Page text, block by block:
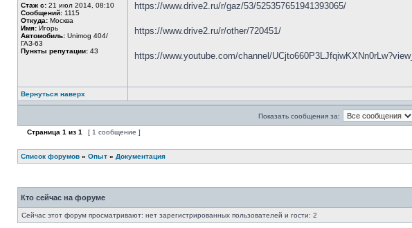
Стаж с: 21 июл 2014, 08:10
Сообщений: 1115
Откуда: Москва
Имя: Игорь
Автомобиль: Unimog 404/
ГАЗ-63
Пункты репутации: 43
https://www.drive2.ru/r/gaz/53/525357651941393065/
https://www.drive2.ru/r/other/720451/
https://www.youtube.com/channel/
Вернуться наверх
Показать сообщения за:
Страница 1 из 1 [ 1 сообщение ]
Список форумов » Опыт » Документация
Кто сейчас на форуме
Сейчас этот форум просматривают: нет зарегистрированных пользователей и гости: 2